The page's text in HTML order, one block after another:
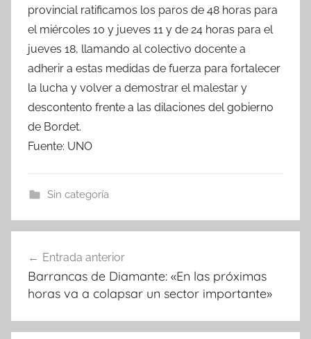
provincial ratificamos los paros de 48 horas para
el miércoles 10 y jueves 11 y de 24 horas para el
jueves 18, llamando al colectivo docente a
adherir a estas medidas de fuerza para fortalecer
la lucha y volver a demostrar el malestar y
descontento frente a las dilaciones del gobierno
de Bordet.
Fuente: UNO
Sin categoría
de
entradas
Entrada anterior
Barrancas de Diamante: «En las próximas
horas va a colapsar un sector importante»